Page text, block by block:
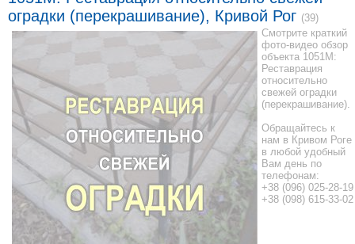
оградки (перекрашивание), Кривой Рог (39)
Смотрите краткий
фото-видео обзор
объекта 1051M:
Реставрация
относительно
свежей оградки
(перекрашивание).
Обращайтесь к
нам в Кривом Роге
в любой удобный
Вам день по
телефонам:
+38 (096) 025-28-19
+38 (098) 615-33-02